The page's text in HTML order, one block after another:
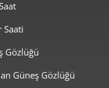
gibi "tık tık"
dayanıklılıkla
Saati
Gözlüğü
Güneş Gözlüğü